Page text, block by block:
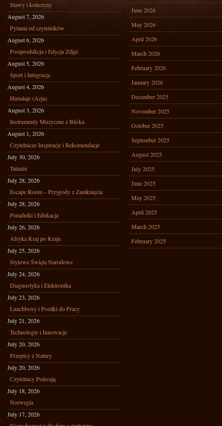
Stawy i kończyny
August 7, 2026
Pytania od czytelników
August 6, 2026
Postprodukcja i Edycja Zdjęć
August 5, 2026
Sport i Integracja
August 4, 2026
Himalaje (Azja)
August 3, 2026
Instrumenty Muzyczne z Bliska
August 1, 2026
Czytelnicze Inspiracje i Rekomendacje
July 30, 2026
Tatuaże
July 28, 2026
Escape Room – Przygody z Zamknięcia
July 28, 2026
Poradniki i Edukacja
July 26, 2026
Afryka Kraj po Kraju
July 25, 2026
Stylowe Święta Narodowe
July 24, 2026
Diagnostyka i Elektronika
July 23, 2026
Lunchboxy i Posiłki do Pracy
July 21, 2026
Technologie i Innowacje
July 20, 2026
Przepisy z Natury
July 20, 2026
Czytelnicy Polecają
July 18, 2026
Norwegia
July 17, 2026
June 2026
May 2026
April 2026
March 2026
February 2026
January 2026
December 2025
November 2025
October 2025
September 2025
August 2025
July 2025
June 2025
May 2025
April 2025
March 2025
February 2025